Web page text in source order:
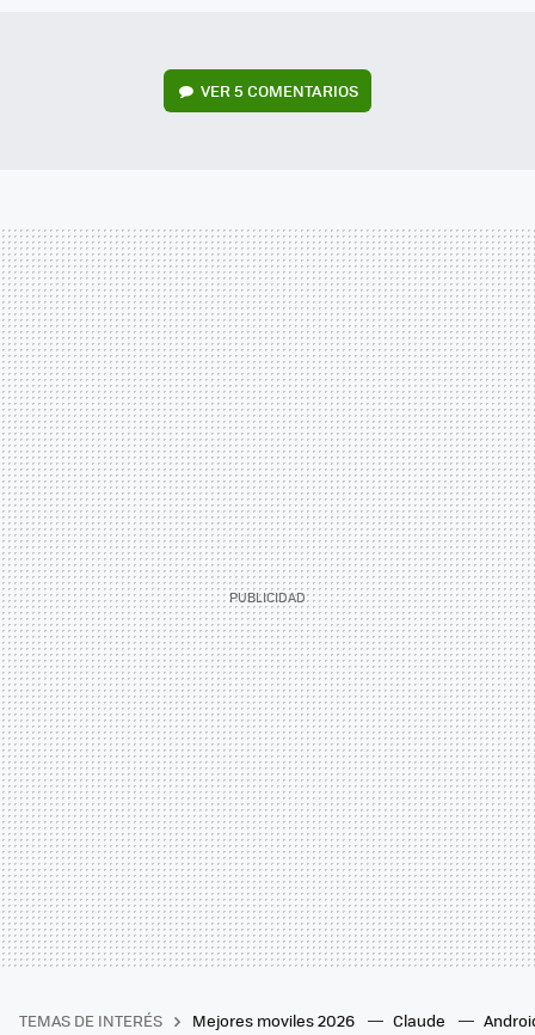
VER 5 COMENTARIOS
TEMAS DE INTERÉS Mejores moviles 2026 Claude